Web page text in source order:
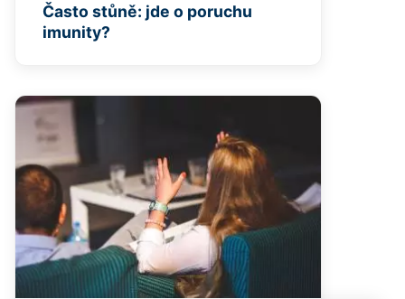
Často stůně: jde o poruchu
imunity?